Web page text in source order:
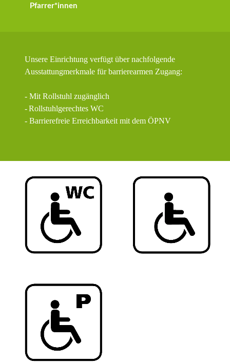
Pfarrer*innen
Unsere Einrichtung verfügt über nachfolgende
Ausstattungmerkmale für barrierearmen Zugang:
- Mit Rollstuhl zugänglich
-Rollstuhlgerechtes WC
- Barrierefreie Erreichbarkeit mit dem ÖPNV